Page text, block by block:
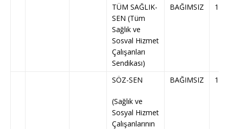
TÜM SAĞLIK-
SEN (Tüm
Sağlık ve
Sosval Hizmet
Çalışanları
Sendikası)
BAĞIMSIZ 145
SÖZ-SEN
(Sağlık ve
Sosyal Hizmet
Çalışanlarının
BAĞIMSIZ 147